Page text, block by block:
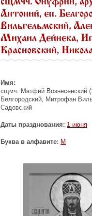
Антоний, еп.
Вильгельмский,
Михаил Дейнека,
Красновский,
Имя:
сщмч. Матфий Вознесенский
Белгородский, Митрофан
Садовский
Даты празднования: 1 июня
Буква в алфавите: М